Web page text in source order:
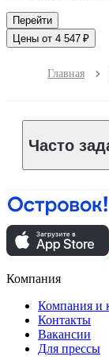
Перейти
Цены от 4 547 ₽
Главная
Часто
Компания
Компания и
Контакты
Вакансии
Для прессы